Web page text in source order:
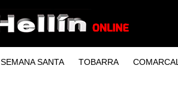
SEMANA SANTA TOBARRA COMARCAL